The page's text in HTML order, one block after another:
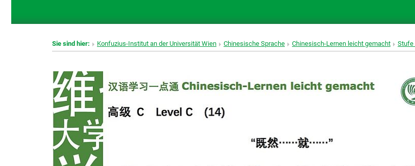
Sie sind hier: Konfuzius-Institut an der Universität Wien Chinesische Sprache Chinesisch-Lernen leicht gemacht Stufe